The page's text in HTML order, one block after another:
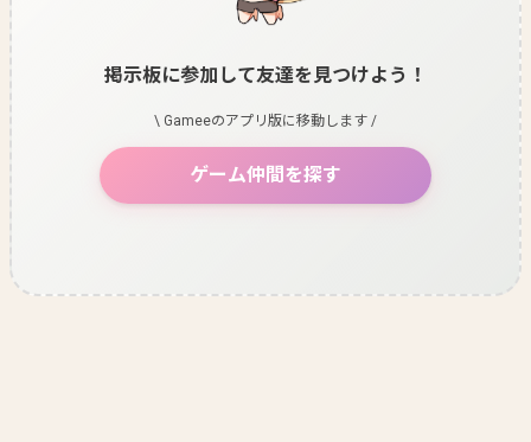
掲示板に参加して友達を見つけよう！
\ Gameeのアプリ版に移動します /
ゲーム仲間を探す